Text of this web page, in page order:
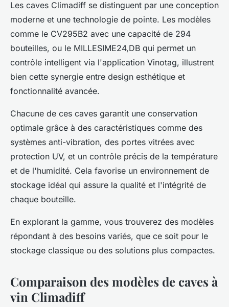
Les caves Climadiff se distinguent par une conception
moderne et une technologie de pointe. Les modèles
comme le CV295B2 avec une capacité de 294
bouteilles, ou le MILLESIME24,DB qui permet un
contrôle intelligent via l'application Vinotag, illustrent
bien cette synergie entre design esthétique et
fonctionnalité avancée.
Chacune de ces caves garantit une conservation
optimale grâce à des caractéristiques comme des
systèmes anti-vibration, des portes vitrées avec
protection UV, et un contrôle précis de la température
et de l'humidité. Cela favorise un environnement de
stockage idéal qui assure la qualité et l'intégrité de
chaque bouteille.
En explorant la gamme, vous trouverez des modèles
répondant à des besoins variés, que ce soit pour le
stockage classique ou des solutions plus compactes.
Comparaison des modèles de caves à
vin Climadiff